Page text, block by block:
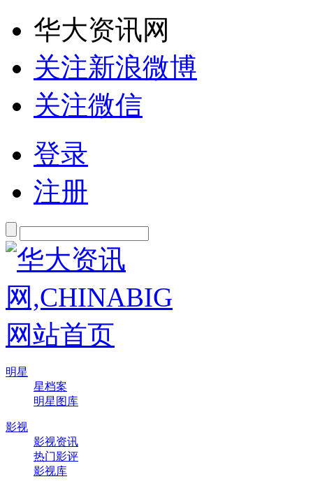
华大资讯网
关注新浪微博
关注微信
登录
注册
网站首页
明星
星档案
明星图库
影视
影视资讯
热门影评
影视库